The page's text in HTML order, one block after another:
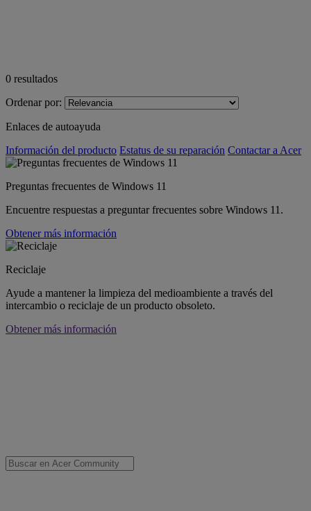
0 resultados
Ordenar por:
Enlaces de autoayuda
Información del producto Estatus de su reparación Contactar a Acer
Preguntas frecuentes de Windows 11
Encuentre respuestas a preguntar frecuentes sobre Windows 11.
Obtener más información
Reciclaje
Ayude a mantener la limpieza del medioambiente a través del
intercambio o reciclaje de un producto obsoleto.
Obtener más información